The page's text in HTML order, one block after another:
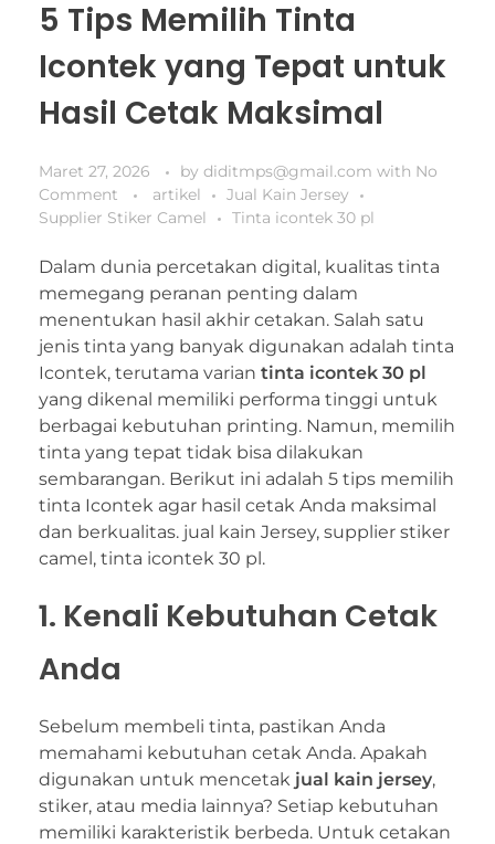
5 Tips Memilih Tinta
Icontek yang Tepat untuk
Hasil Cetak Maksimal
Maret 27, 2026 by diditmps@gmail.com with No
Comment
artikel
Jual Kain Jersey
Supplier Stiker Camel
Tinta icontek 30 pl
Dalam dunia percetakan digital, kualitas tinta
memegang peranan penting dalam
menentukan hasil akhir cetakan. Salah satu
jenis tinta yang banyak digunakan adalah tinta
Icontek, terutama varian tinta icontek 30 pl
yang dikenal memiliki performa tinggi untuk
berbagai kebutuhan printing. Namun, memilih
tinta yang tepat tidak bisa dilakukan
sembarangan. Berikut ini adalah 5 tips memilih
tinta Icontek agar hasil cetak Anda maksimal
dan berkualitas. jual kain Jersey, supplier stiker
camel, tinta icontek 30 pl.
1. Kenali Kebutuhan Cetak
Anda
Sebelum membeli tinta, pastikan Anda
memahami kebutuhan cetak Anda. Apakah
digunakan untuk mencetak jual kain jersey,
stiker, atau media lainnya? Setiap kebutuhan
memiliki karakteristik berbeda. Untuk cetakan